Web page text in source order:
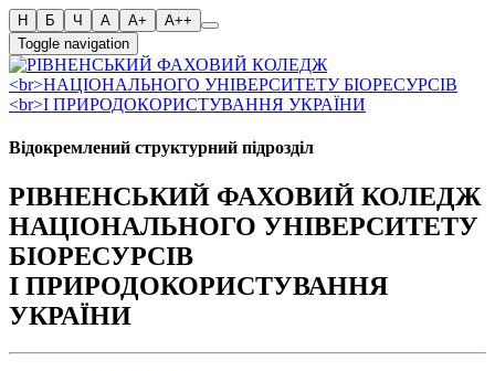
Toggle navigation
Відокремлений структурний підрозділ
РІВНЕНСЬКИЙ ФАХОВИЙ КОЛЕДЖ
НАЦІОНАЛЬНОГО УНІВЕРСИТЕТУ
БІОРЕСУРСІВ
І ПРИРОДОКОРИСТУВАННЯ
УКРАЇНИ